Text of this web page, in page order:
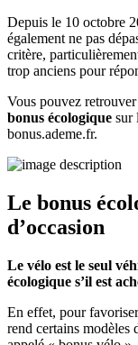
Depuis le 10 octobre
également ne pas
critère,
trop anciens pour
Vous pouvez retrouver
bonus écologique sur
bonus.ademe.fr.
Le bonus
d’occasion
Le vélo est le seul
écologique s’il est
En effet, pour
rend certains modèles